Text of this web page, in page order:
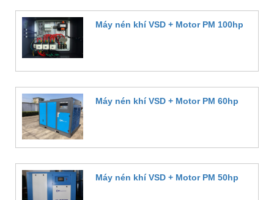
Máy nén khí VSD + Motor PM 100hp
Máy nén khí VSD + Motor PM 60hp
Máy nén khí VSD + Motor PM 50hp